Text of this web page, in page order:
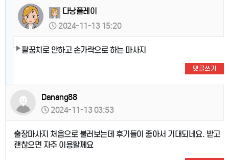
다낭플레이
2024-11-13 15:20
팔꿈치로 안하고 손가락으로 하는 마사지
댓글쓰기
Danang88
2024-11-13 03:53
출장마사지 처음으로 불러보는데 후기들이 좋아서 기대되네요. 받고
괜찮으면 자주 이용할께요